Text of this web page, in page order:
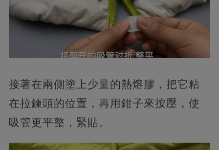
接著在兩側塗上少量的熱熔膠，把它粘
在拉鍊頭的位置，再用鉗子來按壓，使
吸管更平整，緊貼。